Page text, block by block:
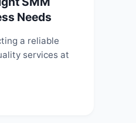
Needs
a reliable
services at